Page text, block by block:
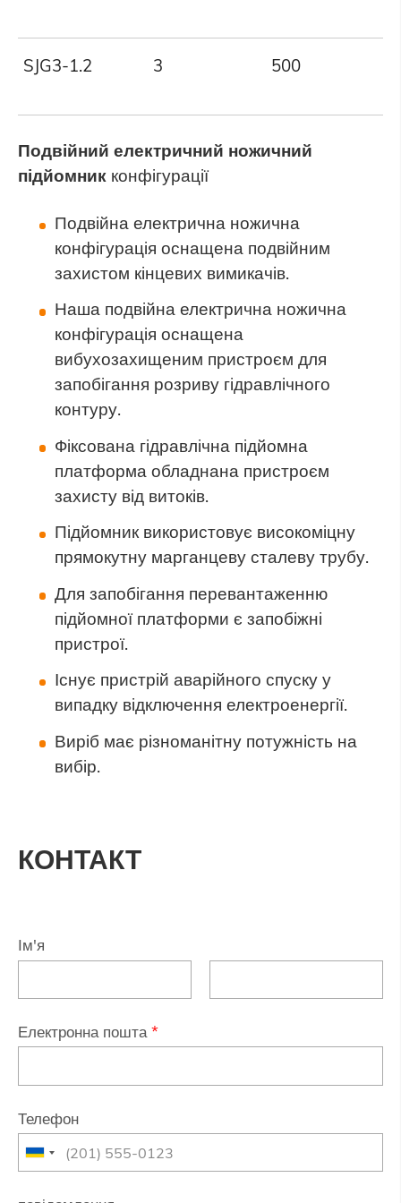
SJG3-1.2 3 500
Подвійний електричний ножичний
підйомникконфігурації
Подвійна електрична ножична
конфігурація оснащена подвійним
захистом кінцевих вимикачів.
Наша подвійна електрична ножична
конфігурація оснащена
вибухозахищеним пристроєм для
запобігання розриву гідравлічного
контуру.
Фіксована гідравлічна підйомна
платформа обладнана пристроєм
захисту від витоків.
Підйомник використовує високоміцну
прямокутну марганцеву сталеву трубу.
Для запобігання перевантаженню
підйомної платформи є запобіжні
пристрої.
Існує пристрій аварійного спуску у
випадку відключення електроенергії.
Виріб має різноманітну потужність на
вибір.
КОНТАКТ
Ім'я
Електронна пошта *
Телефон